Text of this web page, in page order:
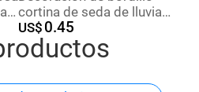
cortina de seda de lluvia
fiesta de cumpleaños boda
fondo pared decoración de
diseño brillante cuadrado
US$ 0.45